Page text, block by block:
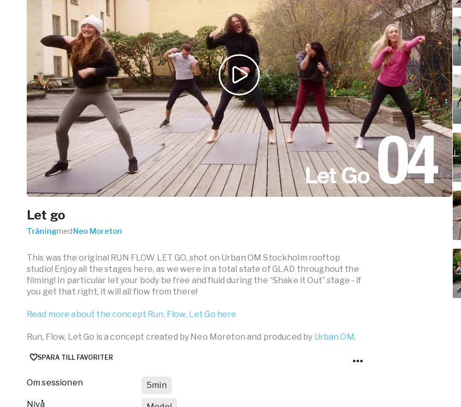
Pausa Smart
Yogobe för yogalärare
Hotell & Konferens
Let go
TräningmedNeo Moreton
This was the original RUN FLOW LET GO, shot on Urban OM Stockholm rooftop
studio! Enjoy all the stages here, as we were in a total state of GLAD throughout the
filming! In particular let your body be free and fluid during the “Shake it Out” stage - if
you get that right, it will all flow from there!
Read more about the concept Run, Flow, Let Go here
Run, Flow, Let Go is a concept created by Neo Moreton and produced by Urban OM.
SPARA TILL FAVORITER
Om sessionen
5min
nivå